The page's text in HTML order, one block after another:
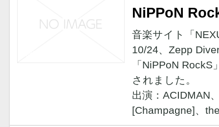
NiPPoN
音楽サイト「
10/24、Zepp
「NiPPoN
されました。
出演：ACIDMAN
[Champagne]、